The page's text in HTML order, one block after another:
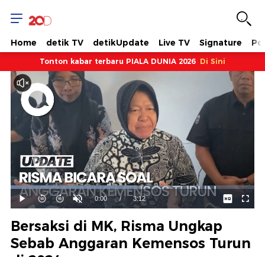
Home detik TV detikUpdate Live TV Signature
Tonton kabar terbaru PIALA DUNIA 2026 Di Sini
Mainkan
Suara
Hidup
Waktu
0:00 / Durasi
3:12
Dimuat:
51.95%
Bersaksi di MK, Risma Ungkap
Sebab Anggaran Kemensos Turun